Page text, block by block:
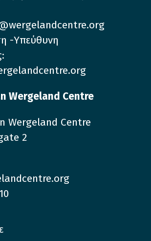
-Υπεύθυνη
Wergeland Centre
Wergeland Centre
2